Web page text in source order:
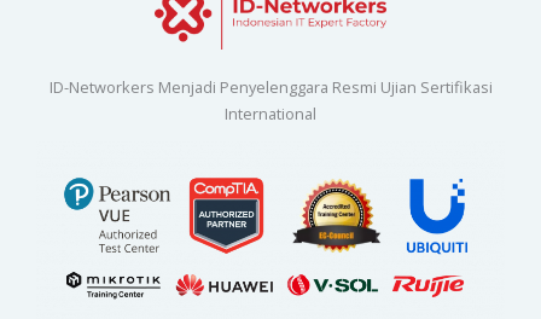
ID-Networkers Menjadi Penyelenggara Resmi Ujian Sertifikasi
International